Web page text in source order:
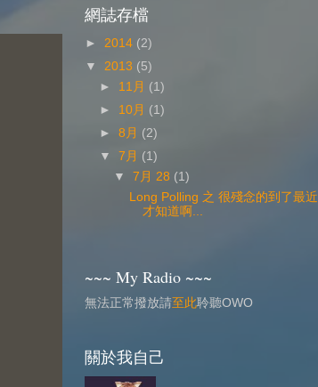
網誌存檔
► 2014 (2)
▼ 2013 (5)
► 11月 (1)
► 10月 (1)
►8月 (2)
▼7月 (1)
▼7月 28 (1)
Long Polling 之 很殘念的到了最近
才知道啊...
~~~ My Radio ~~~
無法正常撥放請至此聆聽OWO
關於我自己